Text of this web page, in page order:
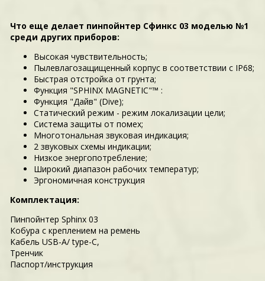
Что еще делает пинпойнтер Сфинкс 03 моделью №1
среди других приборов:
Высокая чувствительность;
Пылевлагозащищенный корпус в соответствии с IP68;
Быстрая отстройка от грунта;
Функция "SPHINX MAGNETIC"™ :
Функция "Дайв" (Dive);
Статический режим - режим локализации цели;
Система защиты от помех;
Многотональная звуковая индикация;
2 звуковых схемы индикации;
Низкое энергопотребление;
Широкий диапазон рабочих температур;
Эргономичная конструкция
Комплектация:
Пинпойнтер Sphinx 03
Кобура с креплением на ремень
Кабель USB-A/ type-C,
Тренчик
Паспорт/инструкция